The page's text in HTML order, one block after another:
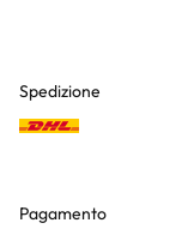
Spedizione
Pagamento